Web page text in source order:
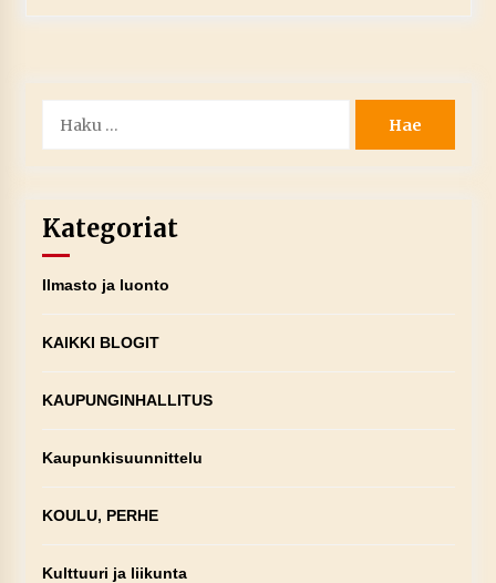
Kategoriat
Ilmasto ja luonto
KAIKKI BLOGIT
KAUPUNGINHALLITUS
Kaupunkisuunnittelu
KOULU, PERHE
Kulttuuri ja liikunta